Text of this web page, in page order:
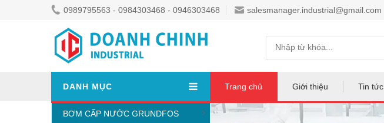
0989795563 - 0984303468 - 0946303468 salesmanager.industrial@gmail.com
DANH MỤC
BƠM CẤP NƯỚC GRUNDFOS
Trang chủ Giới thiệu Tin tức